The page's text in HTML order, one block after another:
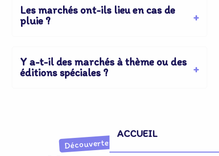
ACCUEIL
Les marchés ont-ils lieu en cas de
pluie ?
Y a-t-il des marchés à thème ou des
éditions spéciales ?
Découvertes imprévues